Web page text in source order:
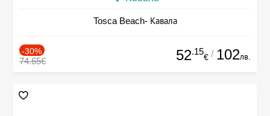
Tosca Beach- Кавала
-30%
74.65€ 52.15
€ / 102лв.